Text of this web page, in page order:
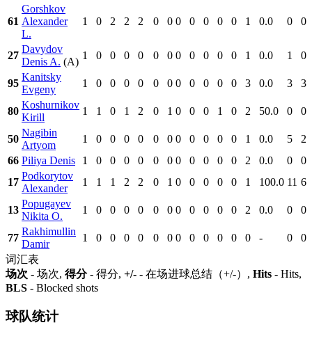
61
Gorshkov
Alexander
L.
1 0 2 2 2 0 0 0 0 0 0 0 1 0.0 0 0
27
Davydov
Denis A. (A)
1 0 0 0 0 0 0 0 0 0 0 0 1 0.0 1 0
95
Kanitsky
Evgeny
1 0 0 0 0 0 0 0 0 0 0 0 3 0.0 3 3
80
Koshurnikov
Kirill
1 1 0 1 2 0 1 0 0 0 1 0 2 50.0 0 0
50
Nagibin
Artyom
1 0 0 0 0 0 0 0 0 0 0 0 1 0.0 5
2
66 Piliya Denis 1 0 0 0 0 0 0 0 0 0 0 0 2 0.0 0
0
17
Podkorytov
Alexander
1 1 1 2 2 0 1 0 0 0 0 0 1 100.0 11 6
13
Popugayev
Nikita O.
1 0 0 0 0 0 0 0 0 0 0 0 2 0.0 0 0
77
Rakhimullin
Damir
1 0 0 0 0 0 0 0 0 0 0 0 0 - 0
0
词汇表
场次 - 场次, 得分- 得分, +/- - 在场进球总结（+/-）, Hits - Hits,
BLS - Blocked shots
球队统计